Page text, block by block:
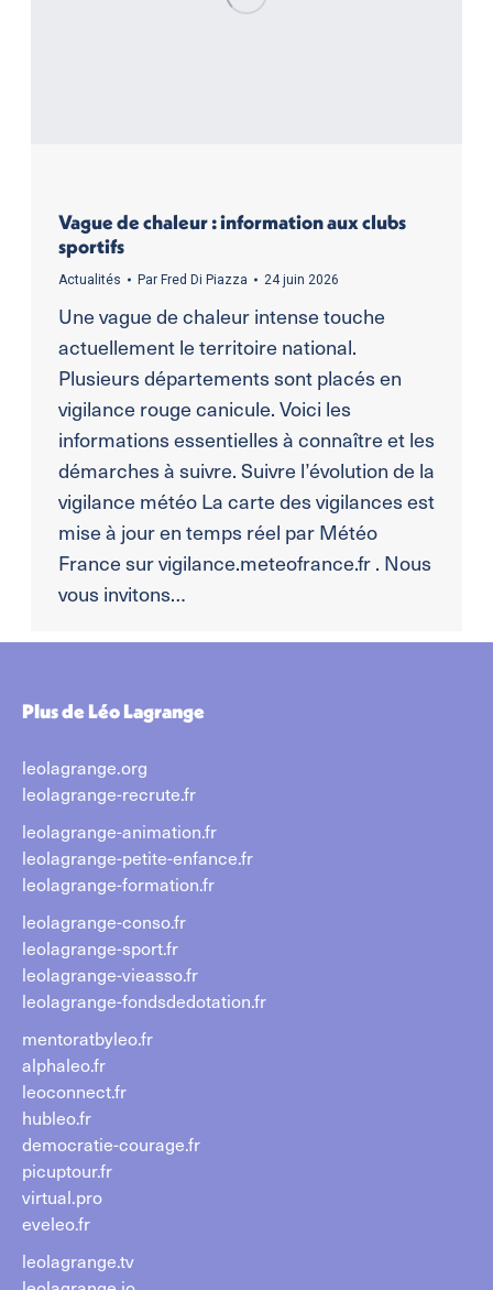
Vague de chaleur : information aux clubs
sportifs
Actualités Par Fred Di Piazza 24 juin 2026
Une vague de chaleur intense touche
actuellement le territoire national.
Plusieurs départements sont placés en
vigilance rouge canicule. Voici les
informations essentielles à connaître et les
démarches à suivre. Suivre l’évolution de la
vigilance météo La carte des vigilances est
mise à jour en temps réel par Météo
France sur vigilance.meteofrance.fr . Nous
vous invitons…
Plus de Léo Lagrange
leolagrange.org
leolagrange-recrute.fr
leolagrange-animation.fr
leolagrange-petite-enfance.fr
leolagrange-formation.fr
leolagrange-conso.fr
leolagrange-sport.fr
leolagrange-vieasso.fr
leolagrange-fondsdedotation.fr
mentoratbyleo.fr
alphaleo.fr
leoconnect.fr
hubleo.fr
democratie-courage.fr
picuptour.fr
virtual.pro
eveleo.fr
leolagrange.tv